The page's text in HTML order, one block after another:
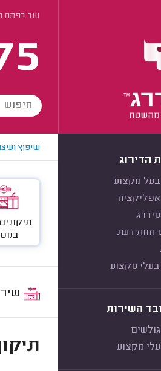
עוד בפתח
הדירוג
מקצוע
חוות דעת
בעלי מקצוע
השירות
מקצוע
שיפוץ